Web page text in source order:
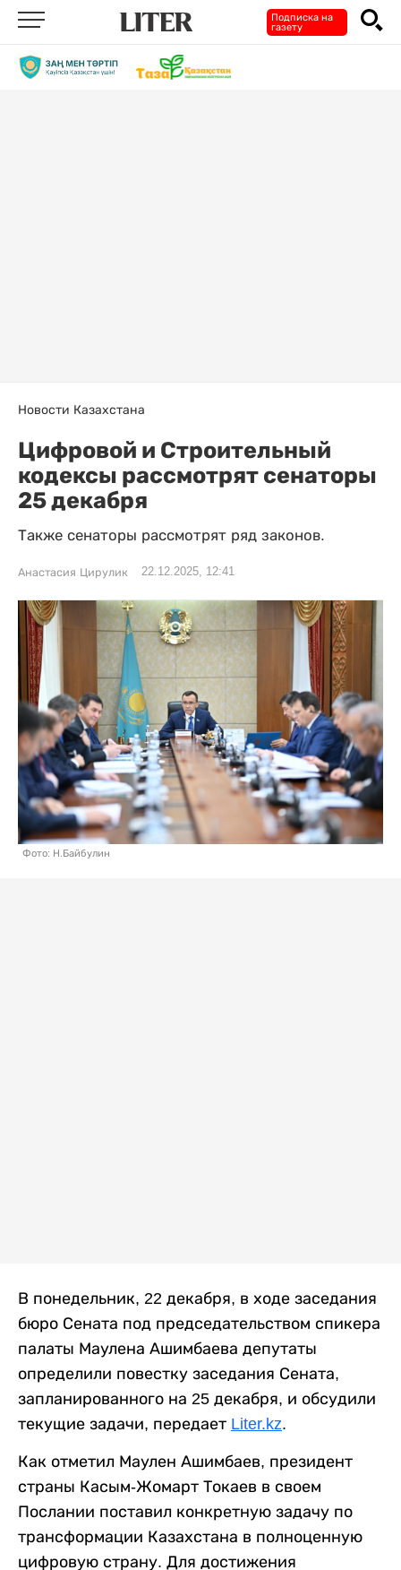
Подписка на
газету
Новости Казахстана
Цифровой и Строительный
кодексы рассмотрят сенаторы
25 декабря
Также сенаторы рассмотрят ряд законов.
Анастасия Цирулик 22.12.2025, 12:41
Фото: Н.Байбулин
В понедельник, 22 декабря, в ходе заседания
бюро Сената под председательством спикера
палаты Маулена Ашимбаева депутаты
определили повестку заседания Сената,
запланированного на 25 декабря, и обсудили
текущие задачи, передает Liter.kz.
Как отметил Маулен Ашимбаев, президент
страны Касым-Жомарт Токаев в своем
Послании поставил конкретную задачу по
трансформации Казахстана в полноценную
цифровую страну. Для достижения